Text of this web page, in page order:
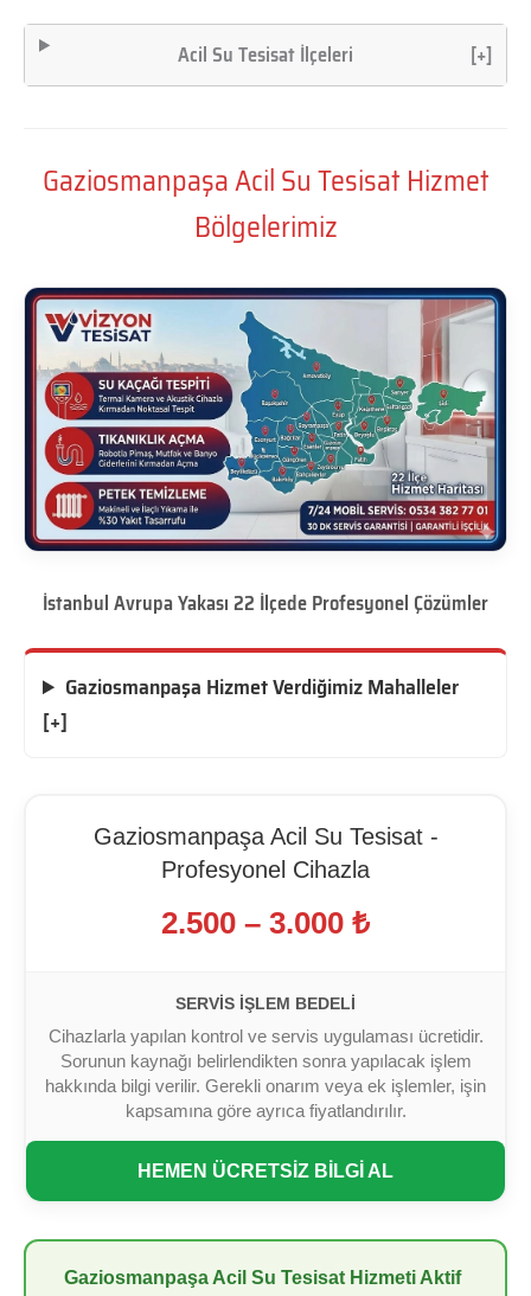
Acil Su Tesisat İlçeleri [+]
Gaziosmanpaşa Acil Su Tesisat Hizmet
Bölgelerimiz
İstanbul Avrupa Yakası 22 İlçede Profesyonel Çözümler
Gaziosmanpaşa Hizmet Verdiğimiz Mahalleler
[+]
Gaziosmanpaşa Acil Su Tesisat -
Profesyonel Cihazla
2.500 – 3.000 ₺
SERVIS İŞLEM BEDELI
Cihazlarla yapılan kontrol ve servis uygulaması ücretidir.
Sorunun kaynağı belirlendikten sonra yapılacak işlem
hakkında bilgi verilir. Gerekli onarım veya ek işlemler, işin
kapsamına göre ayrıca fiyatlandırılır.
HEMEN ÜCRETSİZ BİLGİ AL
Gaziosmanpaşa Acil Su Tesisat Hizmeti Aktif